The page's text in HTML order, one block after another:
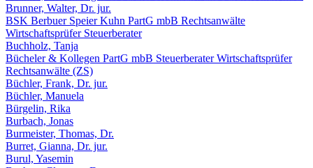
Brunner, Walter, Dr. jur.
BSK Berbuer Speier Kuhn PartG mbB Rechtsanwälte
Wirtschaftsprüfer Steuerberater
Buchholz, Tanja
Bücheler & Kollegen PartG mbB Steuerberater Wirtschaftsprüfer
Rechtsanwälte (ZS)
Büchler, Frank, Dr. jur.
Büchler, Manuela
Bürgelin, Rika
Burbach, Jonas
Burmeister, Thomas, Dr.
Burret, Gianna, Dr. jur.
Burul, Yasemin